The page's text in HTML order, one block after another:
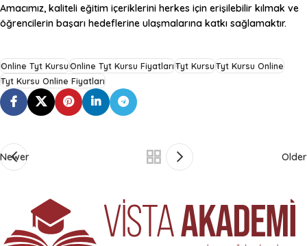
Amacımız, kaliteli eğitim içeriklerini herkes için erişilebilir kılmak ve
öğrencilerin başarı hedeflerine ulaşmalarına katkı sağlamaktır.
Online Tyt KursuOnline Tyt Kursu FiyatlarıTyt KursuTyt Kursu Online
Tyt Kursu Online Fiyatları
Newer Older